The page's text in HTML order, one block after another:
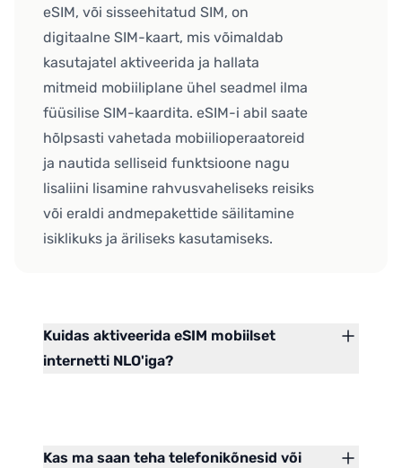
eSIM, või sisseehitatud SIM, on
digitaalne SIM-kaart, mis võimaldab
kasutajatel aktiveerida ja hallata
mitmeid mobiiliplane ühel seadmel ilma
füüsilise SIM-kaardita. eSIM-i abil saate
hõlpsasti vahetada mobiilioperaatoreid
ja nautida selliseid funktsioone nagu
lisaliini lisamine rahvusvaheliseks reisiks
või eraldi andmepakettide säilitamine
isiklikuks ja äriliseks kasutamiseks.
Kuidas aktiveerida eSIM mobiilset
internetti NLO'iga?
Kas ma saan teha telefonikõnesid või